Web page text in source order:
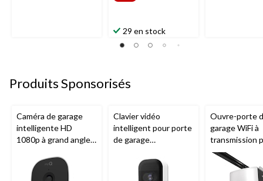
29 en stock
Produits Sponsorisés
Caméra de garage
intelligente HD
1080p à grand angle
nocturne, résistante
aux intempéries
Clavier vidéo
intelligent pour porte
de garage
nocturne, résistant
aux intempéries,
Ouvre-porte
garage WiFi à
transmission
chaîne de 1/2
Chamberlain